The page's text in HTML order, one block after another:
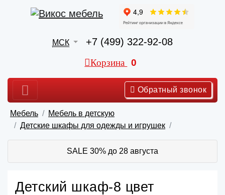
МСК +7 (499) 322-92-08
Корзина 0
Обратный звонок
Мебель
Мебель в детскую
Детские шкафы для одежды и игрушек
SALE 30% до 28 августа
Детский шкаф-8 цвет